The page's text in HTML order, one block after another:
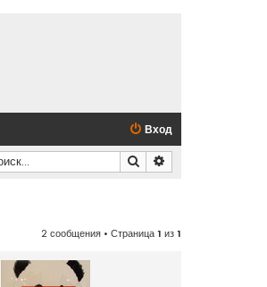
Вход
Поиск
2 сообщения • Страница1 из1